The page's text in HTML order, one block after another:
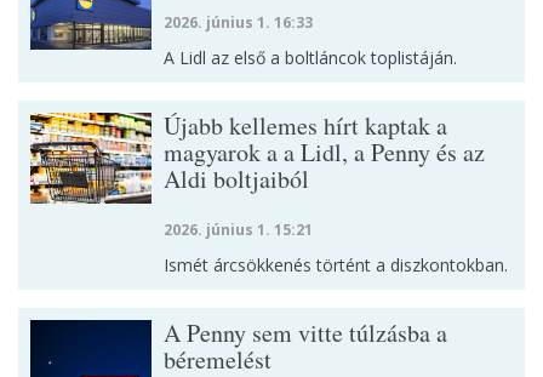
2026. június 1. 16:33
A Lidl az első a boltláncok toplistáján.
Újabb kellemes hírt kaptak a
magyarok a a Lidl, a Penny és az
Aldi boltjaiból
2026. június 1. 15:21
Ismét árcsökkenés történt a diszkontokban.
A Penny sem vitte túlzásba a
béremelést